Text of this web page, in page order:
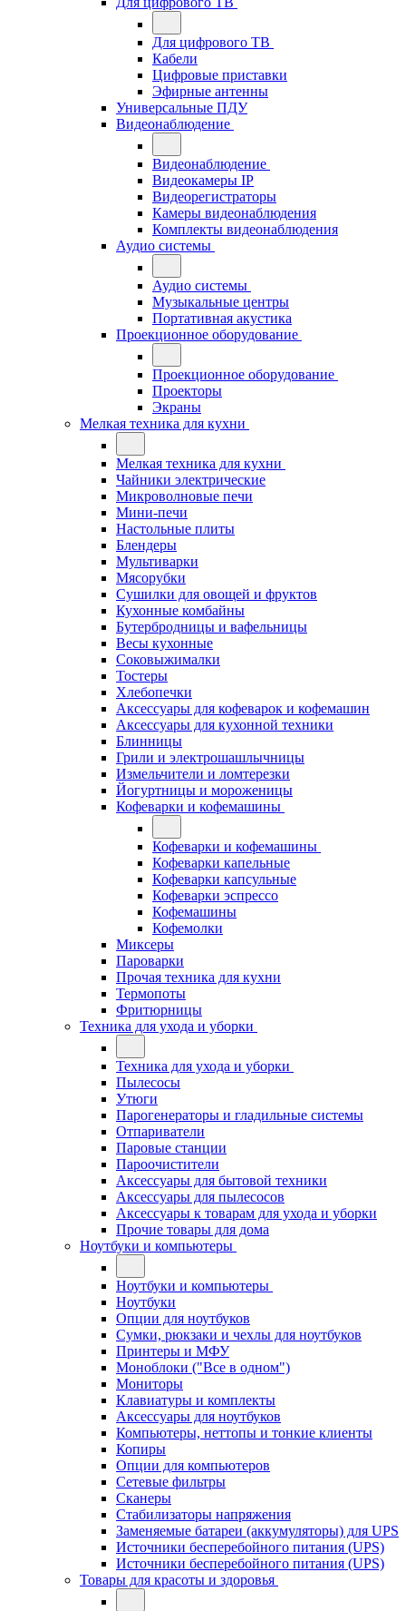
Для цифрового ТВ
Кабели
Цифровые приставки
Эфирные антенны
Универсальные ПДУ
Видеонаблюдение
Видеонаблюдение
Видеокамеры IP
Видеорегистраторы
Камеры видеонаблюдения
Комплекты видеонаблюдения
Аудио системы
Аудио системы
Музыкальные центры
Портативная акустика
Проекционное оборудование
Проекционное оборудование
Проекторы
Экраны
Мелкая техника для кухни
Мелкая техника для кухни
Чайники электрические
Микроволновые печи
Мини-печи
Настольные плиты
Блендеры
Мультиварки
Мясорубки
Сушилки для овощей и фруктов
Кухонные комбайны
Бутербродницы и вафельницы
Весы кухонные
Соковыжималки
Тостеры
Хлебопечки
Аксессуары для кофеварок и кофемашин
Аксессуары для кухонной техники
Блинницы
Грили и электрошашлычницы
Измельчители и ломтерезки
Йогуртницы и мороженицы
Кофеварки и кофемашины
Кофеварки и кофемашины
Кофеварки капельные
Кофеварки капсульные
Кофеварки эспрессо
Кофемашины
Кофемолки
Миксеры
Пароварки
Прочая техника для кухни
Термопоты
Фритюрницы
Техника для ухода и уборки
Техника для ухода и уборки
Пылесосы
Утюги
Парогенераторы и гладильные системы
Отпариватели
Паровые станции
Пароочистители
Аксессуары для бытовой техники
Аксессуары для пылесосов
Аксессуары к товарам для ухода и уборки
Прочие товары для дома
Ноутбуки и компьютеры
Ноутбуки и компьютеры
Ноутбуки
Опции для ноутбуков
Сумки, рюкзаки и чехлы для ноутбуков
Принтеры и МФУ
Моноблоки ("Все в одном")
Мониторы
Клавиатуры и комплекты
Аксессуары для ноутбуков
Компьютеры, неттопы и тонкие клиенты
Копиры
Опции для компьютеров
Сетевые фильтры
Сканеры
Стабилизаторы напряжения
Заменяемые батареи (аккумуляторы) для UPS
Источники бесперебойного питания (UPS)
Источники бесперебойного питания (UPS)
Товары для красоты и здоровья